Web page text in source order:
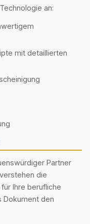
an:
mit detaillierten
Partner
die
Ihre berufliche
Dokument den